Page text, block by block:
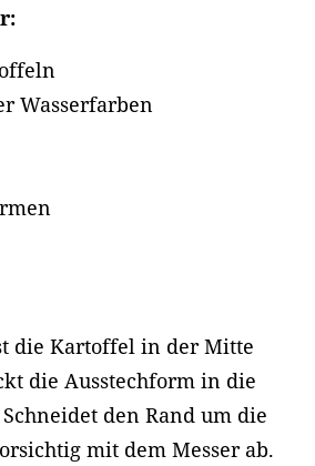
Wasserfarben
die Kartoffel in der Mitte
die Ausstechform in die
den Rand um die
mit dem Messer ab.